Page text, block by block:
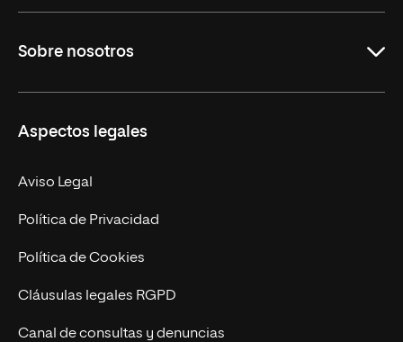
Derecho
Empresa
MBA
Marketing y Comunicación
Ingeniería
Diseño
Ciencias de la Salud
Sobre nosotros
Nuestro Equipo
Contacto
Aspectos legales
Aviso Legal
Política de Privacidad
Política de Cookies
Cláusulas legales RGPD
Canal de consultas y denuncias